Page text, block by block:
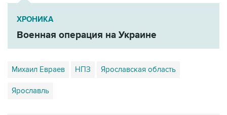
ХРОНИКА
Военная операция на Украине
Михаил Евраев НПЗ Ярославская область
Ярославль